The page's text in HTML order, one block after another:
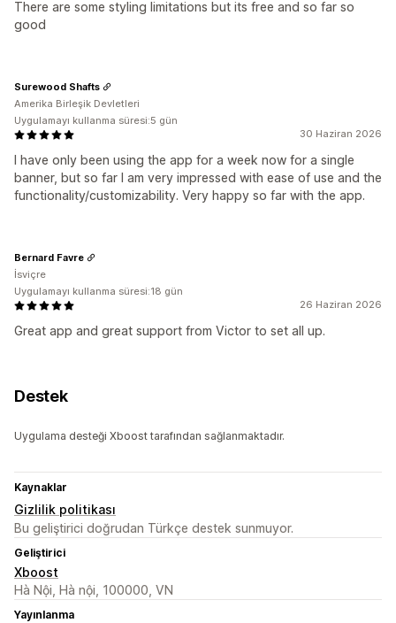
There are some styling limitations but its free and so far so
good
30 Haziran 2026
I have only been using the app for a week now for a single
banner, but so far I am very impressed with ease of use and the
functionality/customizability. Very happy so far with the app.
Surewood Shafts
Amerika Birleşik Devletleri
Uygulamayı kullanma süresi:5 gün
26 Haziran 2026
Great app and great support from Victor to set all up.
Bernard Favre
İsviçre
Uygulamayı kullanma süresi:18 gün
Destek
Uygulama desteği Xboost tarafından sağlanmaktadır.
Kaynaklar
Gizlilik politikası
Bu geliştirici doğrudan Türkçe destek sunmuyor.
Geliştirici
Xboost
Hà Nội, Hà nội, 100000, VN
Yayınlanma